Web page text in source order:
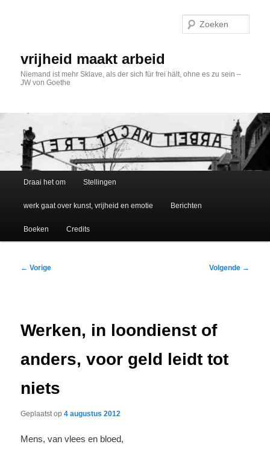
vrijheid maakt arbeid
Niemand ist mehr Sklave, als der sich für frei hält, ohne es zu sein –
JW von Goethe
Draai het om Stellingen
werk gaat over kunst, vrijheid en emotie Berichten
Boeken Credits
Bericht
← Vorige Volgende →
Werken, in loondienst of
anders, voor geld leidt tot
niets
Geplaatst op4 augustus 2012
Mens, van vlees en bloed,